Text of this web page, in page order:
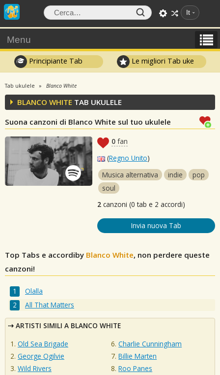
It
Menu
Principiante Tab Le migliori Tab uke
Tab ukulele Blanco White
BLANCO WHITE TAB UKULELE
Suona canzoni di Blanco White sul tuo ukulele
0 fan
(Regno Unito)
Musica alternativa
indie
pop
soul
2 canzoni (0 tab e 2 accordi)
Invia nuova Tab
Top Tabs e accordiby Blanco White, non perdere queste
canzoni!
Olalla
All That Matters
ARTISTI SIMILI A BLANCO WHITE
Old Sea Brigade
George Ogilvie
Wild Rivers
Charlie Cunningham
Billie Marten
Roo Panes